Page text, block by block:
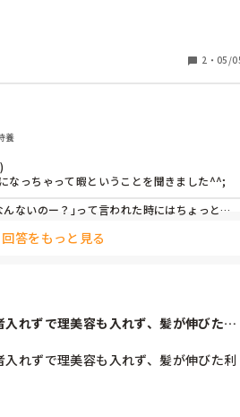
2 ・ 05/
養
なっちゃって暇ということを聞きました^^;
ないのー？｣って言われた時にはちょっと
ゃーん！｣って思いました^^;
回答をもっと見る
れずで理美容も入れず、髪が伸びた利
れずで理美容も入れず、髪が伸びた利
。